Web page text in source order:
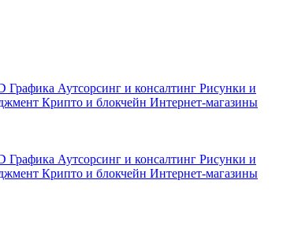
Графика Аутсорсинг и консалтинг Рисунки и
Крипто и блокчейн Интернет-магазины
Графика Аутсорсинг и консалтинг Рисунки и
Крипто и блокчейн Интернет-магазины